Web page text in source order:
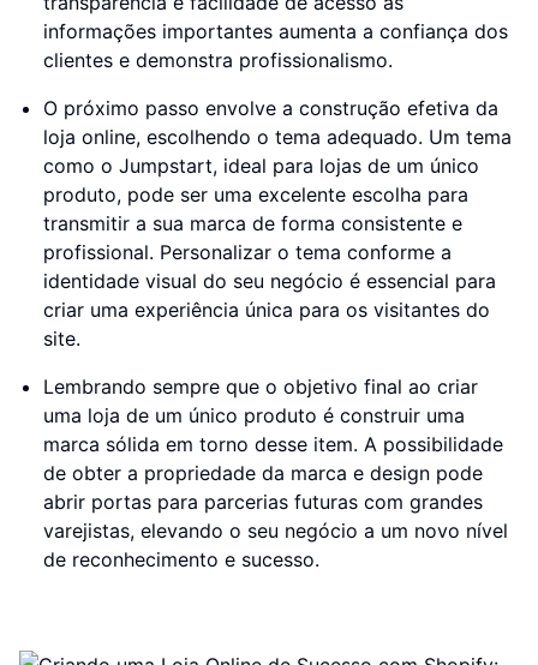
informações importantes aumenta a confiança dos
clientes e demonstra profissionalismo.
O próximo passo envolve a construção efetiva da
loja online, escolhendo o tema adequado. Um tema
como o Jumpstart, ideal para lojas de um único
produto, pode ser uma excelente escolha para
transmitir a sua marca de forma consistente e
profissional. Personalizar o tema conforme a
identidade visual do seu negócio é essencial para
criar uma experiência única para os visitantes do
site.
Lembrando sempre que o objetivo final ao criar
uma loja de um único produto é construir uma
marca sólida em torno desse item. A possibilidade
de obter a propriedade da marca e design pode
abrir portas para parcerias futuras com grandes
varejistas, elevando o seu negócio a um novo nível
de reconhecimento e sucesso.